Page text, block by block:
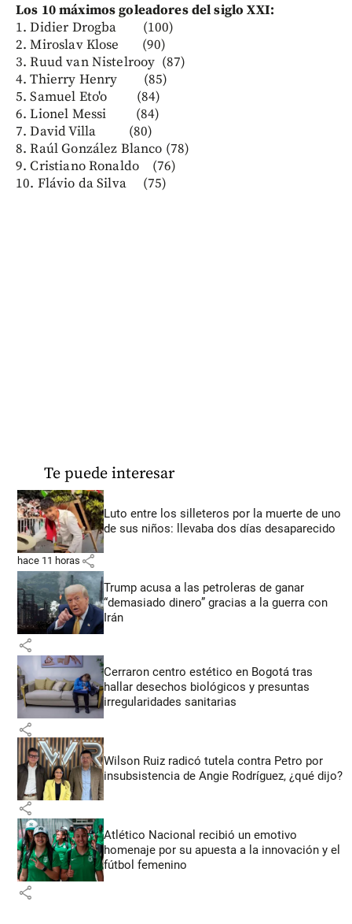
Los 10 máximos goleadores del siglo XXI:
1. Didier Drogba (100)
2. Miroslav Klose (90)
3. Ruud van Nistelrooy (87)
4. Thierry Henry (85)
5. Samuel Eto'o (84)
6. Lionel Messi (84)
7. David Villa (80)
8. Raúl González Blanco (78)
9. Cristiano Ronaldo (76)
10. Flávio da Silva (75)
Te puede interesar
Luto entre los silleteros por la muerte de uno
de sus niños: llevaba dos días desaparecido
hace 11 horas share
Trump acusa a las petroleras de ganar
“demasiado dinero” gracias a la guerra con
Irán
share
Cerraron centro estético en Bogotá tras
hallar desechos biológicos y presuntas
irregularidades sanitarias
share
Wilson Ruiz radicó tutela contra Petro por
insubsistencia de Angie Rodríguez, ¿qué dijo?
share
Atlético Nacional recibió un emotivo
homenaje por su apuesta a la innovación y el
fútbol femenino
share